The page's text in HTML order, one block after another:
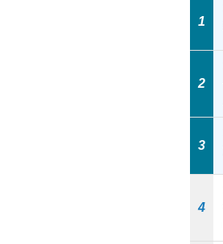
1
2
3
4